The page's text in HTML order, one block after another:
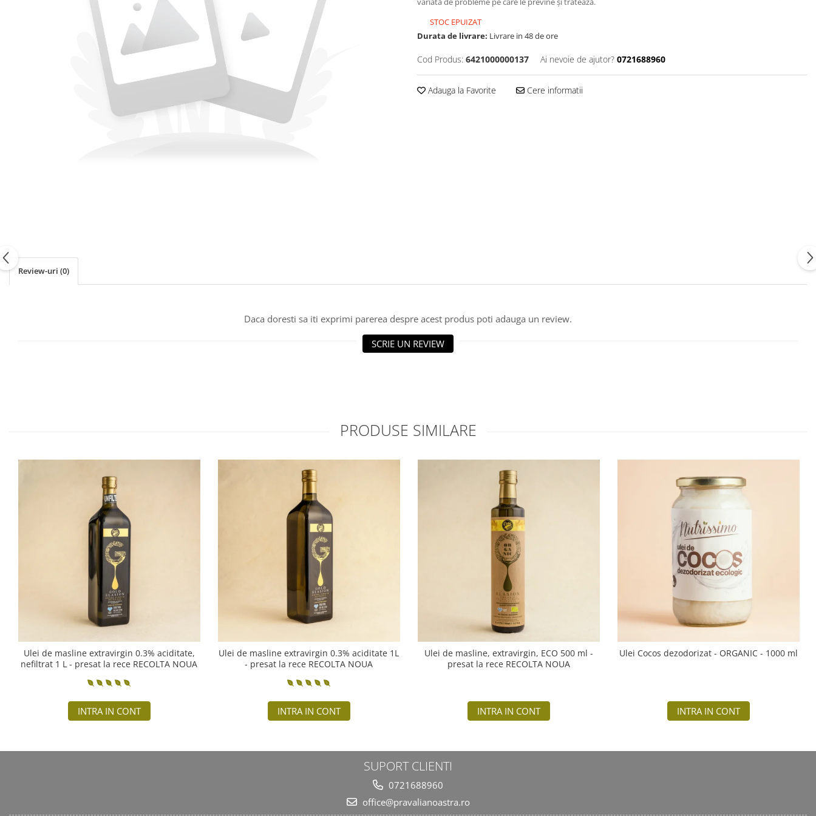
CREME ȘI PASTE TARTINABILE
STOC EPUIZAT
Durata de livrare: Livrare in 48 de ore
Cod Produs: 6421000000137 Ai nevoie de ajutor? 0721688960
Adauga la Favorite Cere informatii
Review-uri (0)
Daca doresti sa iti exprimi parerea despre acest produs poti adauga un review.
SCRIE UN REVIEW
PRODUSE SIMILARE
Ulei de masline extravirgin 0.3% aciditate,
nefiltrat 1 L - presat la rece RECOLTA NOUA
INTRA IN CONT
Ulei de masline extravirgin 0.3% aciditate 1L
- presat la rece RECOLTA NOUA
INTRA IN CONT
Ulei de masline, extravirgin, ECO 500 ml -
presat la rece RECOLTA NOUA
INTRA IN CONT
Ulei Cocos dezodorizat - ORGANIC - 1000 ml
INTRA IN CONT
SUPORT CLIENTI
0721688960
office@pravalianoastra.ro